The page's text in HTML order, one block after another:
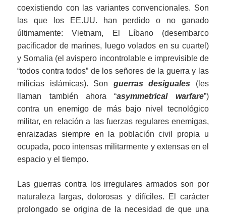
coexistiendo con las variantes convencionales. Son
las que los EE.UU. han perdido o no ganado
últimamente: Vietnam, El Líbano (desembarco
pacificador de marines, luego volados en su cuartel)
y Somalia (el avispero incontrolable e imprevisible de
“todos contra todos” de los señores de la guerra y las
milicias islámicas). Son guerras desiguales (les
llaman también ahora “asymmetrical warfare”)
contra un enemigo de más bajo nivel tecnológico
militar, en relación a las fuerzas regulares enemigas,
enraizadas siempre en la población civil propia u
ocupada, poco intensas militarmente y extensas en el
espacio y el tiempo.
Las guerras contra los irregulares armados son por
naturaleza largas, dolorosas y difíciles. El carácter
prolongado se origina de la necesidad de que una